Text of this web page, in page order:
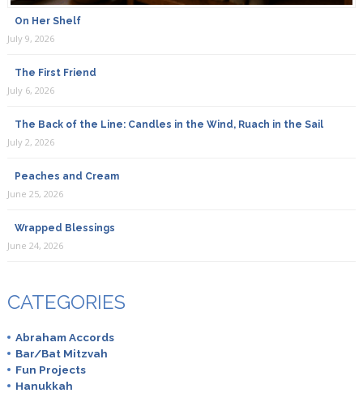
On Her Shelf
July 9, 2026
The First Friend
July 6, 2026
The Back of the Line: Candles in the Wind, Ruach in the Sail
July 2, 2026
Peaches and Cream
June 25, 2026
Wrapped Blessings
June 24, 2026
CATEGORIES
Abraham Accords
Bar/Bat Mitzvah
Fun Projects
Hanukkah